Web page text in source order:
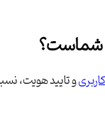
شماست؟
و تایید هویت،